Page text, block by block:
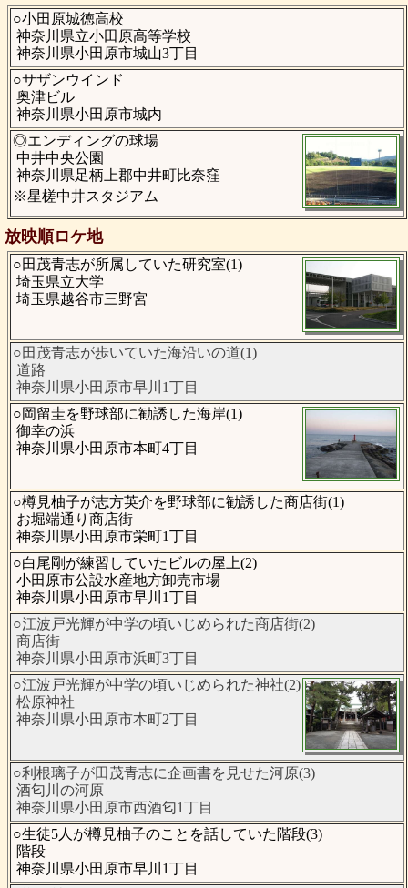
○小田原城徳高校
神奈川県立小田原高等学校
神奈川県小田原市城山3丁目
○サザンウインド
奥津ビル
神奈川県小田原市城内
◎エンディングの球場
中井中央公園
神奈川県足柄上郡中井町比奈窪
※星槎中井スタジアム
放映順ロケ地
○田茂青志が所属していた研究室(1)
埼玉県立大学
埼玉県越谷市三野宮
○田茂青志が歩いていた海沿いの道(1)
道路
神奈川県小田原市早川1丁目
○岡留圭を野球部に勧誘した海岸(1)
御幸の浜
神奈川県小田原市本町4丁目
○樽見柚子が志方英介を野球部に勧誘した商店街(1)
お堀端通り商店街
神奈川県小田原市栄町1丁目
○白尾剛が練習していたビルの屋上(2)
小田原市公設水産地方卸売市場
神奈川県小田原市早川1丁目
○江波戸光輝が中学の頃いじめられた商店街(2)
商店街
神奈川県小田原市浜町3丁目
○江波戸光輝が中学の頃いじめられた神社(2)
松原神社
神奈川県小田原市本町2丁目
○利根璃子が田茂青志に企画書を見せた河原(3)
酒匂川の河原
神奈川県小田原市西酒匂1丁目
○生徒5人が樽見柚子のことを話していた階段(3)
階段
神奈川県小田原市早川1丁目